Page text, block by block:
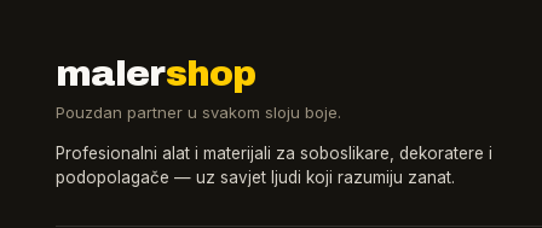
malershop
Pouzdan partner u svakom sloju boje.
Profesionalni alat i materijali za soboslikare, dekoratere i
podopolagače — uz savjet ljudi koji razumiju zanat.